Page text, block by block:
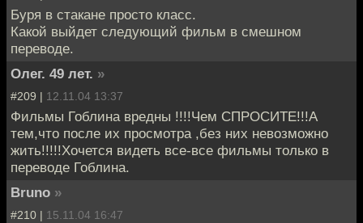
Буря в стакане просто класс.
Какой выйдет следующий фильм в смешном
переводе.
Олег. 49 лет. »
#209 | 12.11.04 13:37
Фильмы Гоблина вредны !!!!Чем СПРОСИТЕ!!!А
тем,что после их просмотра ,без них невозможно
жить!!!!!Хочется видеть все-все фильмы только в
переводе Гоблина.
Bruno »
#210 | 15.11.04 16:47